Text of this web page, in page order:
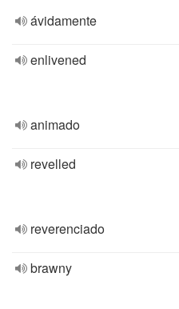
ávidamente
enlivened
animado
revelled
reverenciado
brawny